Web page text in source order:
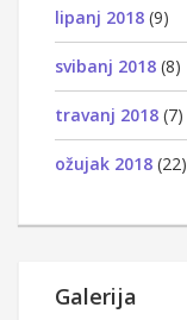
lipanj 2018 (9)
svibanj 2018 (8)
travanj 2018 (7)
ožujak 2018 (22)
Galerija